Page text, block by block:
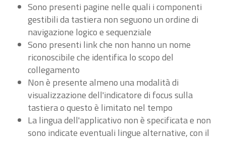
Sono presenti pagine nelle quali i componenti
gestibili da tastiera non seguono un ordine di
navigazione logico e sequenziale
Sono presenti link che non hanno un nome
riconoscibile che identifica lo scopo del
collegamento
Non è presente almeno una modalità di
visualizzazione dell'indicatore di focus sulla
tastiera o questo è limitato nel tempo
La lingua dell'applicativo non è specificata e non
sono indicate eventuali lingue alternative, con il